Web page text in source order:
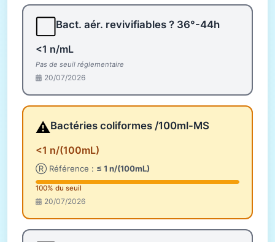
Bact. aér. revivifiables ? 36°-44h
<1 n/mL
Pas de seuil réglementaire
20/07/2026
⚠️Bactéries coliformes /100ml-MS
<1 n/(100mL)
Ⓡ Référence : ≤ 1 n/(100mL)
100% du seuil
20/07/2026